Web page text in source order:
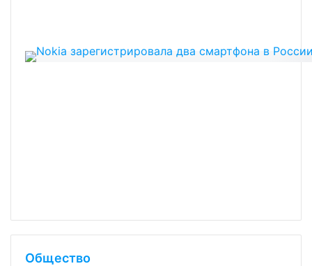
Общество